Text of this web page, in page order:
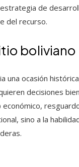
de
del recurso.
boliviano
una ocasión
decisiones
sino a la